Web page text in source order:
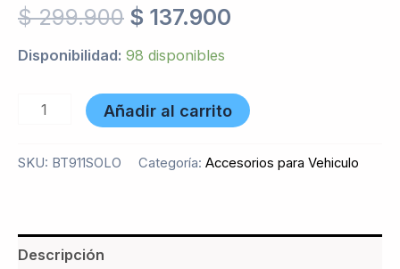
$299.900 $ 137.900
Disponibilidad: 98 disponibles
Añadir al carrito
SKU: BT911SOLO Categoría: Accesorios para Vehiculo
Descripción